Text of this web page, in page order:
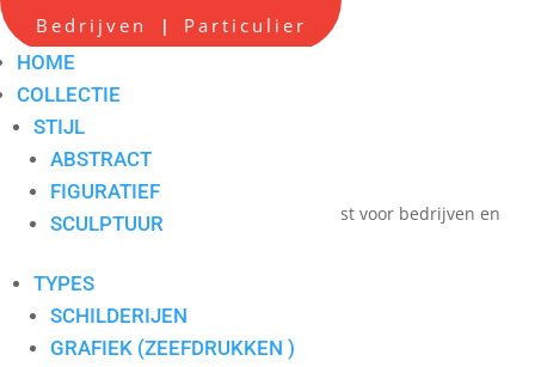
Bedrijven | Particulier
HOME
COLLECTIE
STIJL
ABSTRACT
FIGURATIEF
SCULPTUUR
TYPES
SCHILDERIJEN
GRAFIEK (ZEEFDRUKKEN )
Scherpe all-in prijzen
Hoge service op locatie
Maatwerk advies
Persoonlijk contact
één aanspreekpunt
Verkoop en verhuur van hedendaagse kunst voor bedrijven en
€ 15.00